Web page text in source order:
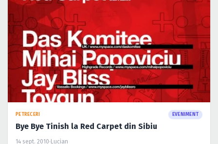
PETRECERI EVENIMENT
Bye Bye Tinish la Red Carpet din Sibiu
14 sept. 2010· Lucian